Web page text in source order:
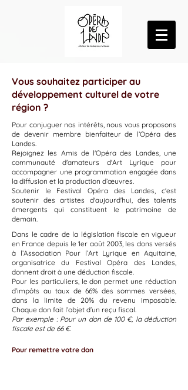
Vous souhaitez participer au
développement culturel de votre
région ?
Pour conjuguer nos intérêts, nous vous proposons
de devenir membre bienfaiteur de l’Opéra des
Landes.
Rejoignez les Amis de l'Opéra des Landes, une
communauté d'amateurs d'Art Lyrique pour
accompagner une programmation engagée dans
la diffusion et la production d’œuvres.
Soutenir le Festival Opéra des Landes, c'est
soutenir des artistes d'aujourd'hui, des talents
émergents qui constituent le patrimoine de
demain.
Dans le cadre de la législation fiscale en vigueur
en France depuis le 1er août 2003, les dons versés
à l’Association Pour l’Art Lyrique en Aquitaine,
organisatrice du Festival Opéra des Landes,
donnent droit à une déduction fiscale.
​Pour les particuliers, le don permet une réduction
d’impôts au taux de 66% des sommes versées,
dans la limite de 20% du revenu imposable.
Chaque don fait l’objet d’un reçu fiscal.
​Par exemple : Pour un don de 100 €, la déduction
fiscale est de 66 €.
Pour remettre votre don